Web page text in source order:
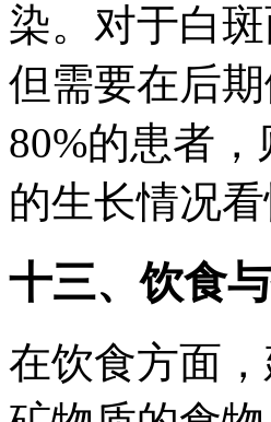
染。对于白
但需要在后
80%的患者
的生长情况看
十三、饮食
在饮食方面